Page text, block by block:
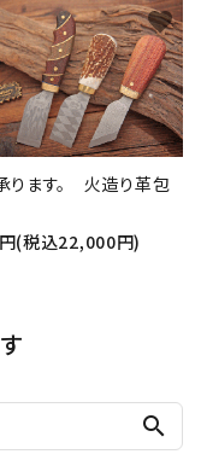
ります。 火造り革包
(税込22,000円)
favorite
search